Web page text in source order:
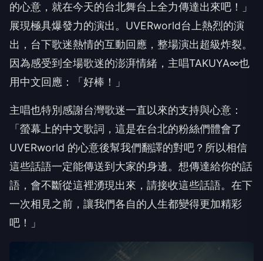
的心意，就在今天的台北舞台上全力傳達出來吧！」
展現極具爆發力的演出。 UVERworld台上熱烈的演
出，台下歌迷熱情的互動回應，整場演出超級炸裂。
因為感受到全場歌迷的澎湃情緒，主唱TAKUYA∞也
用中文回應：「好棒！」
主唱也特別感謝台灣歌迷一直以來的支持與心意：
「螢幕上的中文歌詞，這是在台北的粉絲們體會了
UVERworld 的心意後幫我們翻譯的對吧？所以相信
這些話語一定能傳送到大家的身邊。想傳達給你的話
語，會不斷從這裡湧現出來，請接收這些話語。在下
一次相見之前，讓我們各自的人生都變得更加精彩
吧！」